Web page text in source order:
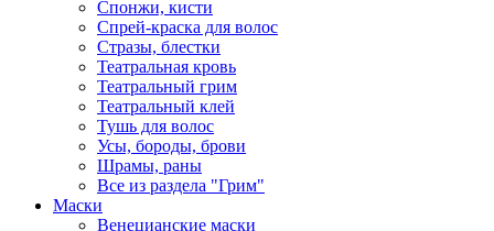
Спонжи, кисти
Спрей-краска для волос
Стразы, блестки
Театральная кровь
Театральный грим
Театральный клей
Тушь для волос
Усы, бороды, брови
Шрамы, раны
Все из раздела "Грим"
Маски
Венецианские маски